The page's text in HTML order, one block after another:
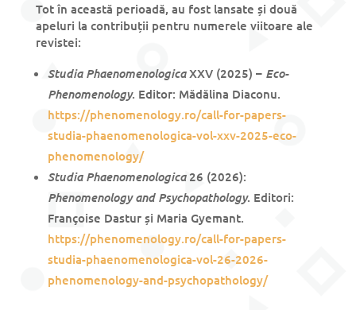
Tot în această perioadă, au fost lansate și două
apeluri la contribuții pentru numerele viitoare ale
revistei:
Studia PhaenomenologicaXXV (2025) – Eco-
Phenomenology. Editor: Mădălina Diaconu.
https://phenomenology.ro/call-for-papers-
studia-phaenomenologica-vol-xxv-2025-eco-
phenomenology/
Studia Phaenomenologica26 (2026):
Phenomenology and Psychopathology. Editori:
Françoise Dastur și Maria Gyemant.
https://phenomenology.ro/call-for-papers-
studia-phaenomenologica-vol-26-2026-
phenomenology-and-psychopathology/